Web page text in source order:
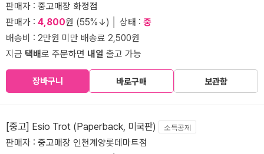
판매자 : 중고매장 화정점
판매가 : 4,800원 (55%↓) │ 상태 : 중
배송비 : 2만원 미만 배송료 2,500원
지금 택배로 주문하면 내일 출고 가능
장바구니 바로구매 보관함
[중고] Esio Trot (Paperback, 미국판) 소득공제
판매자 : 중고매장 인천계양롯데마트점